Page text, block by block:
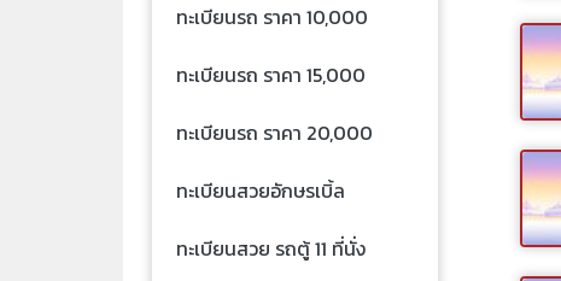
ทะเบียนรถ ราคา 10,000
ทะเบียนรถ ราคา 15,000
ทะเบียนรถ ราคา 20,000
ทะเบียนสวยอักษรเบิ้ล
ทะเบียนสวย รถตู้ 11 ที่นั่ง